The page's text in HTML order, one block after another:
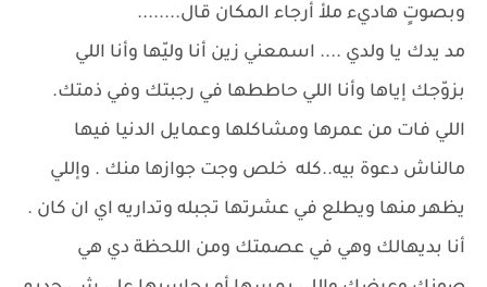
وبصوتٍ هاديء ملأ أرجاء المكان قال........
مد يدك يا ولدي .... اسمعني زين أنا وليّها وأنا اللي
بزوّجك إياها وأنا اللي حاططها في رجبتك وفي ذمتك.
اللي فات من عمرها ومشاكلها وعمايل الدنيا فيها
مالناش دعوة بيه..كله خلص وجت جوازها منك . وإللي
يظهر منها ويطلع في عشرتها تجبله وتداريه اي ان كان .
أنا بديهالك وهي في عصمتك ومن اللحظة دي هي